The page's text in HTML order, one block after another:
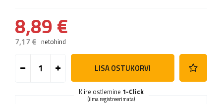
8,89 €
7,17 € netohind
LISA OSTUKORVI
Kiire ostlemine 1-Click
(ilma registreerimata)